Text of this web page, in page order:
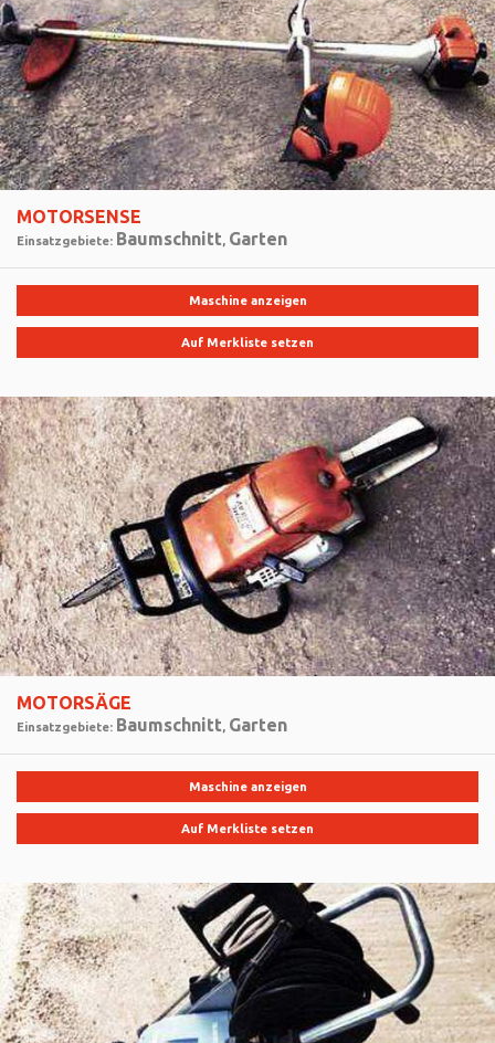
MOTORSENSE
Einsatzgebiete: Baumschnitt, Garten
Maschine anzeigen
Auf Merkliste setzen
MOTORSÄGE
Einsatzgebiete: Baumschnitt, Garten
Maschine anzeigen
Auf Merkliste setzen